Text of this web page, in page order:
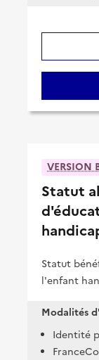
VERSION
Statut
Statut
l'enfant
Modalités
Identité